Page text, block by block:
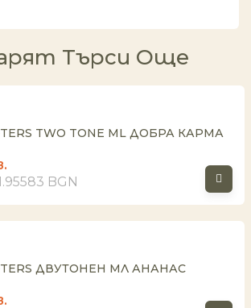
Търси Още
TWO TONE ML ДОБРА КАРМА
BGN
ДВУТОНЕН МЛ АНАНАС